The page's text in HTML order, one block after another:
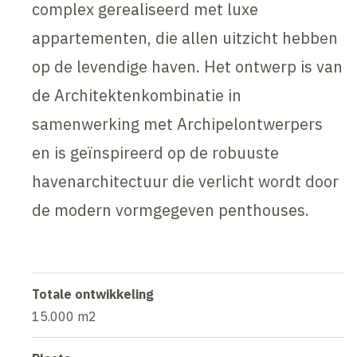
complex gerealiseerd met luxe
appartementen, die allen uitzicht hebben
op de levendige haven. Het ontwerp is van
de Architektenkombinatie in
samenwerking met Archipelontwerpers
en is geïnspireerd op de robuuste
havenarchitectuur die verlicht wordt door
de modern vormgegeven penthouses.
Totale ontwikkeling
15.000 m2